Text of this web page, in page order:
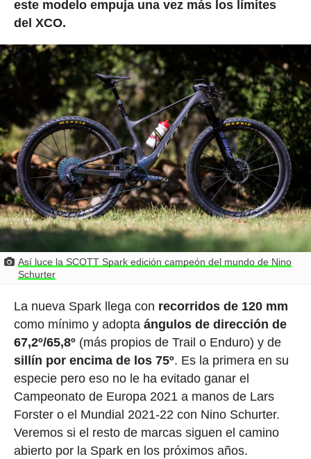
este modelo empuja una vez más los límites
del XCO.
Así luce la SCOTT Spark edición campeón del mundo de Nino
Schurter
La nueva Spark llega con recorridos de 120 mm
como mínimo y adopta ángulos de dirección de
67,2º/65,8º(más propios de Trail o Enduro) y de
sillín por encima de los 75º. Es la primera en su
especie pero eso no le ha evitado ganar el
Campeonato de Europa 2021 a manos de Lars
Forster o el Mundial 2021-22 con Nino Schurter.
Veremos si el resto de marcas siguen el camino
abierto por la Spark en los próximos años.